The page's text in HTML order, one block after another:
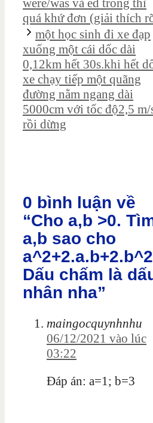
were/was và ed trong thì
quá khứ đơn (giải thích
một học sinh đi xe đạp
xuống một cái dốc dài
0,12km hết 30s.khi hết
xe chạy tiếp một quãng
đường nằm ngang dài
5000cm với tốc độ2,5 m/
rồi dừng
0 bình luận về
“Cho a,b >0.
a,b sao cho
Dấu chấm là
nhân nha”
maingocquynhnhu
06/12/2021 vào lúc
03:22
Đáp án: a=1; b=3